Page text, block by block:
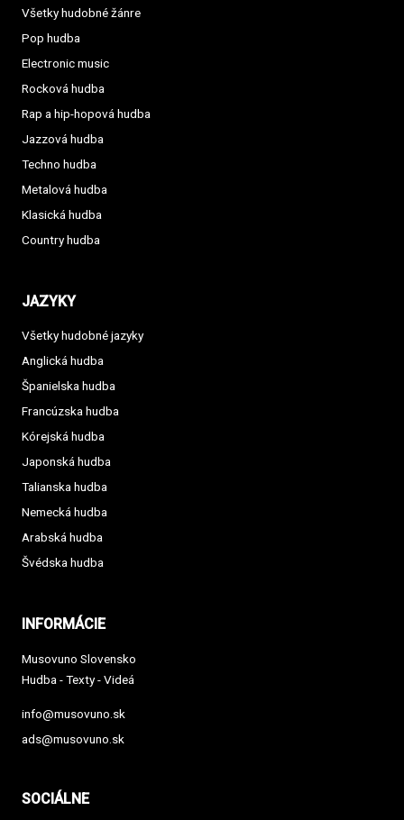
Všetky hudobné žánre
Pop hudba
Electronic music
Rocková hudba
Rap a hip-hopová hudba
Jazzová hudba
Techno hudba
Metalová hudba
Klasická hudba
Country hudba
JAZYKY
Všetky hudobné jazyky
Anglická hudba
Španielska hudba
Francúzska hudba
Kórejská hudba
Japonská hudba
Talianska hudba
Nemecká hudba
Arabská hudba
Švédska hudba
INFORMÁCIE
Musovuno Slovensko
Hudba - Texty - Videá
info@musovuno.sk
ads@musovuno.sk
SOCIÁLNE